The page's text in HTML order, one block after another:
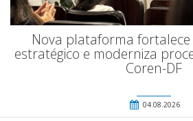
Nova plataforma
estratégico e moderniza
Coren-DF
04.08.2026